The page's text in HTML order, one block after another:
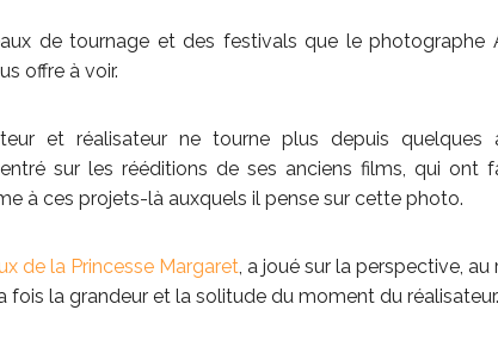
de tournage et des festivals que le photographe
offre à voir.
et réalisateur ne tourne plus depuis quelques
sur les rééditions de ses anciens films, qui ont
à ces projets-là auxquels il pense sur cette photo.
de la Princesse Margaret, a joué sur la perspective, au
fois la grandeur et la solitude du moment du réalisateur.